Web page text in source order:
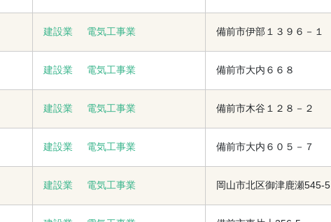
建設業 電気工事業 備前市伊部１３９６－１
建設業 電気工事業 備前市大内６６８
建設業 電気工事業 備前市木谷１２８－２
建設業 電気工事業 備前市大内６０５－７
建設業 電気工事業 岡山市北区御津鹿瀬545-5